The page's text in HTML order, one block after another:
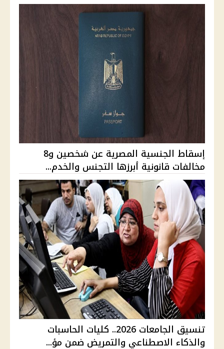
إسقاط الجنسية المصرية عن شخصين و8
مخالفات قانونية أبرزها التجنس والخدم...
تنسيق الجامعات 2026.. كليات الحاسبات
والذكاء الاصطناعي والتمريض ضمن مؤ...